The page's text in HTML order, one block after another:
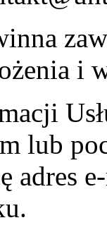
i
lub
adres